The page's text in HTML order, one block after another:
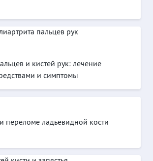
и кистей рук: лечение
и симптомы
переломе ладьевидной кости